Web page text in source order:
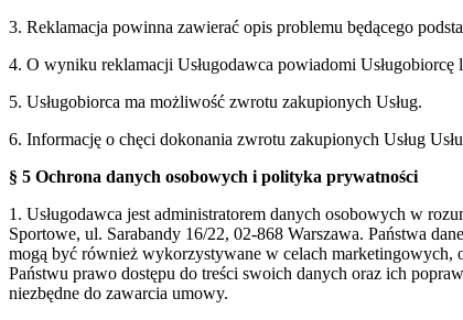
3. Reklamacja powinna zawierać opis problemu będącego
4. O wyniku reklamacji Usługodawca powiadomi
5. Usługobiorca ma możliwość zwrotu zakupionych Usług.
6. Informację o chęci dokonania zwrotu zakupionych Usług
§ 5 Ochrona danych osobowych i polityka prywatności
1. Usługodawca jest administratorem danych osobowych w
Sportowe, ul. Sarabandy 16/22, 02-868 Warszawa. Państwa
mogą być również wykorzystywane w celach marketingowych,
Państwu prawo dostępu do treści swoich danych oraz ich
niezbędne do zawarcia umowy.